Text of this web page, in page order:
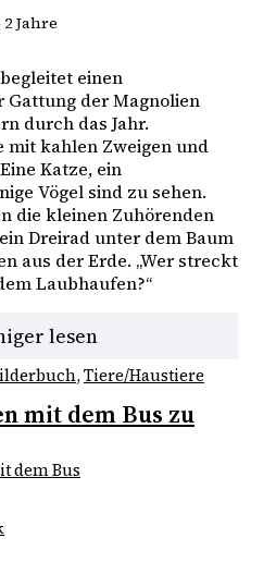
Jahre
einen
der Magnolien
durch das Jahr.
mit kahlen Zweigen und
Katze, ein
Vögel sind zu sehen.
die kleinen Zuhörenden
Dreirad unter dem Baum
aus der Erde. „Wer streckt
Laubhaufen?“
lesen
, Tiere/Haustiere
mit dem Bus zu